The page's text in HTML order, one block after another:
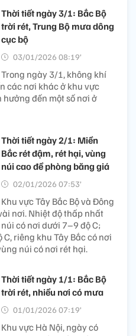
Thời tiết ngày 3/1: Bắc Bộ
trời rét, Trung Bộ mưa dông
cục bộ
03/01/2026 08:19’
Trong ngày 3/1, không khí
các nơi khác ở khu vực
hưởng đến một số nơi ở
Thời tiết ngày 2/1: Miền
Bắc rét đậm, rét hại, vùng
núi cao đề phòng băng giá
02/01/2026 07:53’
Khu vực Tây Bắc Bộ và Đông
nơi. Nhiệt độ thấp nhất
có nơi dưới 7–9 độ C;
riêng khu Tây Bắc có nơi
núi có nơi rét hại.
Thời tiết ngày 1/1: Bắc Bộ
trời rét, nhiều nơi có mưa
01/01/2026 07:19’
Khu vực Hà Nội, ngày có